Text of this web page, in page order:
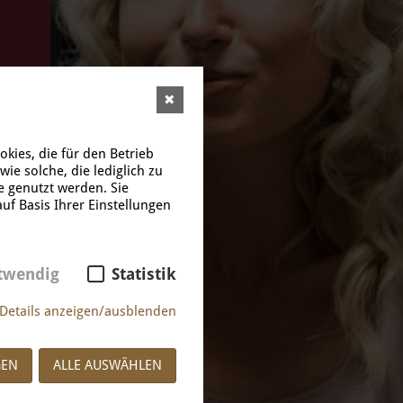
die für den Betrieb
solche, die lediglich zu
genutzt werden. Sie
Basis Ihrer Einstellungen
Statistik
Details anzeigen/ausblenden
ALLE AUSWÄHLEN
✖